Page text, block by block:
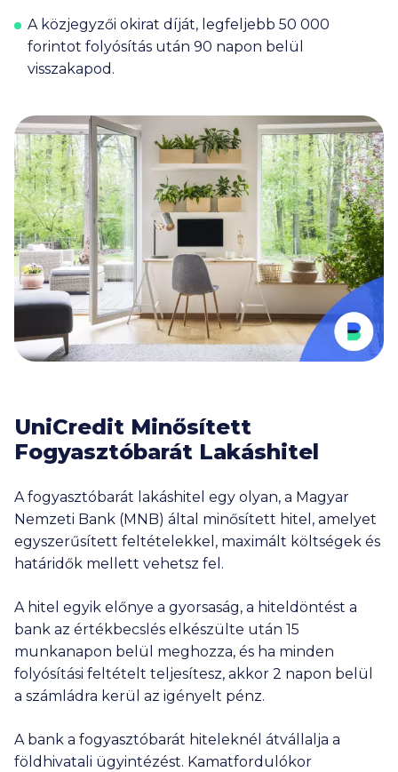
A közjegyzői okirat díját, legfeljebb 50 000
forintot folyósítás után 90 napon belül
visszakapod.
UniCredit Minősített
Fogyasztóbarát Lakáshitel
A fogyasztóbarát lakáshitel egy olyan, a Magyar
Nemzeti Bank (MNB) által minősített hitel, amelyet
egyszerűsített feltételekkel, maximált költségek és
határidők mellett vehetsz fel.
A hitel egyik előnye a gyorsaság, a hiteldöntést a
bank az értékbecslés elkészülte után 15
munkanapon belül meghozza, és ha minden
folyósítási feltételt teljesítesz, akkor 2 napon belül
a számládra kerül az igényelt pénz.
A bank a fogyasztóbarát hiteleknél átvállalja a
földhivatali ügyintézést. Kamatfordulókor